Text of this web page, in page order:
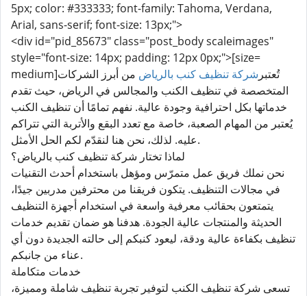
5px; color: #333333; font-family: Tahoma, Verdana,
Arial, sans-serif; font-size: 13px;">
<div id="pid_85673" class="post_body scaleimages"
style="font-size: 14px; padding: 12px 0px;">[size=
medium]تُعتبر شركة تنظيف كنب بالرياض من أبرز الشركات
المتخصصة في تنظيف الكنب والمجالس في الرياض، حيث تقدم
خدماتها بكل احترافية وجودة عالية. نفهم تمامًا أن تنظيف الكنب
يُعتبر من المهام الصعبة، خاصة مع تعدد البقع والأتربة التي تتراكم
عليه. لذلك، نحن هنا لنقدّم لكم الحل الأمثل.
لماذا تختار شركة تنظيف كنب بالرياض؟
نحن نملك فريق عمل متمرّس ومؤهل باستخدام أحدث التقنيات
في مجالات التنظيف. يتكون فريقنا من محترفين مدربين جيدًا،
يتمتعون بحقائب معرفية واسعة في استخدام أجهزة التنظيف
الحديثة والمنتجات عالية الجودة. هدفنا هو ضمان تقديم خدمات
تنظيف بكفاءة عالية ودقة، ليعود كنبكم إلى حالته الجديدة دون أي
عناء من جانبكم.
خدمات متكاملة
تسعى شركة تنظيف الكنب لتوفير تجربة تنظيف شاملة ومميزة،